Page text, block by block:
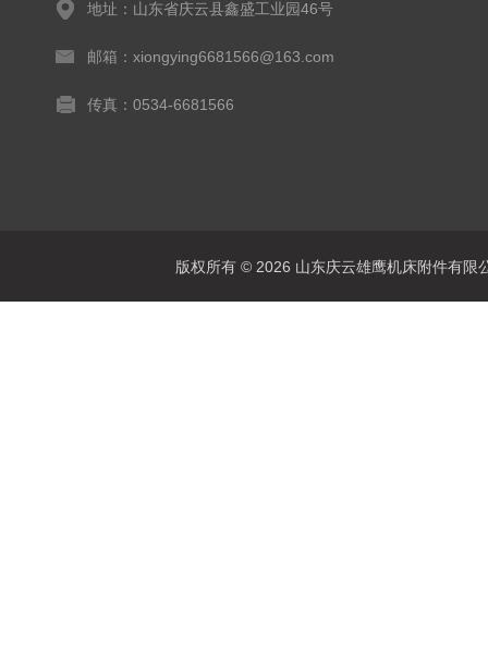
地址：山东省庆云县鑫盛工业园46号
邮箱：xiongying6681566@163.com
传真：0534-6681566
版权所有 © 2026 山东庆云雄鹰机床附件有